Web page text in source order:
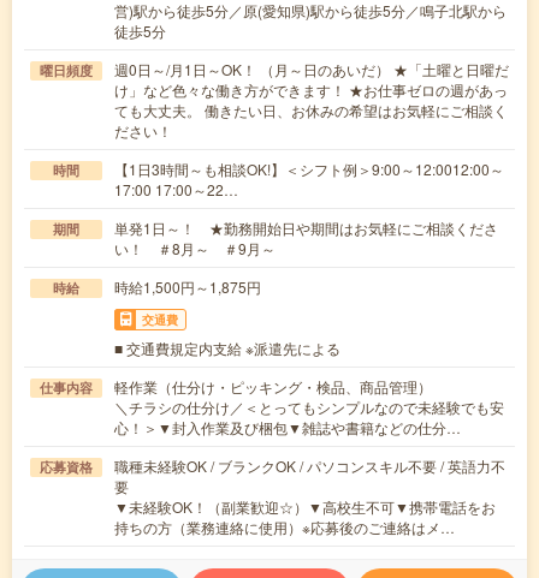
営)駅から徒歩5分／原(愛知県)駅から徒歩5分／鳴子北駅から
徒歩5分
曜日頻度
週0日～/月1日～OK！ （月～日のあいだ） ★「土曜と日曜だ
け」など色々な働き方ができます！ ★お仕事ゼロの週があっ
ても大丈夫。 働きたい日、お休みの希望はお気軽にご相談く
ださい！
時間
【1日3時間～も相談OK!】＜シフト例＞9:00～12:0012:00～
17:00 17:00～22…
期間
単発1日～！ ★勤務開始日や期間はお気軽にご相談くださ
い！ ＃8月～ ＃9月～
時給 時給1,500円～1,875円
交通費
■ 交通費規定内支給 ※派遣先による
仕事内容
軽作業（仕分け・ピッキング・検品、商品管理）
＼チラシの仕分け／＜とってもシンプルなので未経験でも安
心！＞▼封入作業及び梱包▼雑誌や書籍などの仕分…
応募資格
職種未経験OK / ブランクOK / パソコンスキル不要 / 英語力不
要
▼未経験OK！（副業歓迎☆）▼高校生不可▼携帯電話をお
持ちの方（業務連絡に使用）※応募後のご連絡はメ…